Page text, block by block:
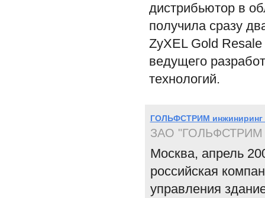
дистрибьютор в
получила сразу
ZyXEL Gold
ведущего
технологий.
ГОЛЬФСТРИМ инжиниринг
ЗАО "ГОЛЬФСТРИМ
Москва, апрель
российская
управления